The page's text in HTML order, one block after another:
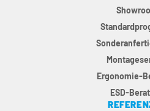
Ergonomie-
ESD-